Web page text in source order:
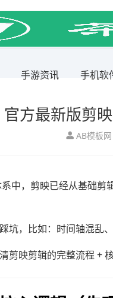
手游资讯 手机软
官方最新版剪
AB模板网
中， 剪映已经从基础剪
坑，比如：时间轴混乱
剪映剪辑的完整流程 +